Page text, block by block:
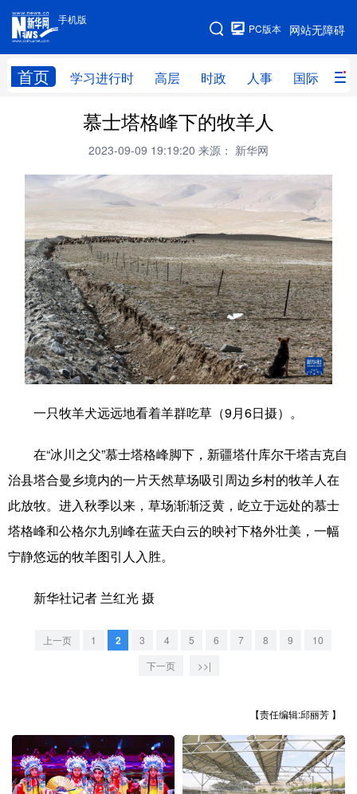
手机版
网站无障碍
PC版本
首页 学习进行时 高层 时政 人事 国际 财
手机版
网站地图
高层 时政
财经 网评
台湾 全球连线 教育
科技 科创 量子 体育
文化 书画 健康 军事
访谈 视频 图片 政务
法律 中央文件 金融 汽车
食品 人居 信息化 数字经济
学术中国 乡村振兴 银龄 溯源中国
城市 旅游 能源 会展
彩票 娱乐 时尚 悦读
公益 一带一路 亚太网 上市公司
文化产业
吉林
湖南
广东 广西 海南 重庆
四川 贵州 云南 西藏
慕士塔格峰下的牧羊人
2023-09-09 19:19:20 来源： 新华网
一只牧羊犬远远地看着羊群吃草（9月6日摄）。
在“冰川之父”慕士塔格峰脚下，新疆塔什库尔干塔吉克自
治县塔合曼乡境内的一片天然草场吸引周边乡村的牧羊人在
此放牧。进入秋季以来，草场渐渐泛黄，屹立于远处的慕士
塔格峰和公格尔九别峰在蓝天白云的映衬下格外壮美，一幅
宁静悠远的牧羊图引人入胜。
新华社记者 兰红光 摄
上一页 1 2 3 4 5 6 7 8 9
10
下一页
>>|
【责任编辑:邱丽芳 】